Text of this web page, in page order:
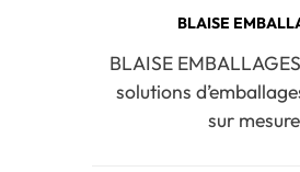
BLAISE
BLAISE
solutions
sur